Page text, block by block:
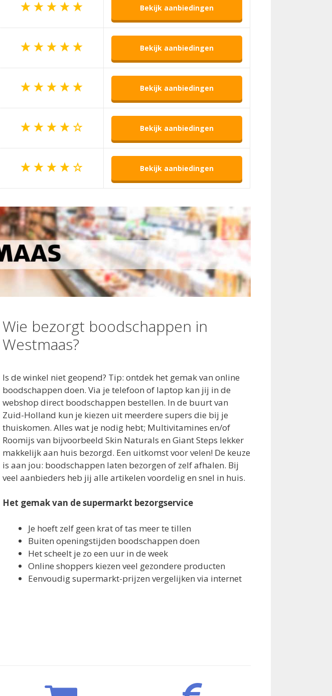
Bekijk aanbiedingen
Bekijk aanbiedingen
Bekijk aanbiedingen
Bekijk aanbiedingen
Bekijk aanbiedingen
Wie bezorgt boodschappen in
Westmaas?
Is de winkel niet geopend? Tip: ontdek het gemak van online
boodschappen doen. Via je telefoon of laptop kan jij in de
webshop direct boodschappen bestellen. In de buurt van
Zuid-Holland kun je kiezen uit meerdere supers die bij je
thuiskomen. Alles wat je nodig hebt; Multivitamines en/of
Roomijs van bijvoorbeeld Skin Naturals en Giant Steps lekker
makkelijk aan huis bezorgd. Een uitkomst voor velen! De keuze
is aan jou: boodschappen laten bezorgen of zelf afhalen. Bij
veel aanbieders heb jij alle artikelen voordelig en snel in huis.
Het gemak van de supermarkt bezorgservice
Je hoeft zelf geen krat of tas meer te tillen
Buiten openingstijden boodschappen doen
Het scheelt je zo een uur in de week
Online shoppers kiezen veel gezondere producten
Eenvoudig supermarkt-prijzen vergelijken via internet